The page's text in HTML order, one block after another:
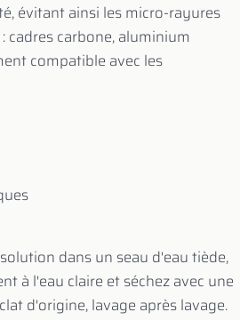
évitant ainsi les micro-rayures
carbone, aluminium
compatible avec les
dans un seau d'eau tiède,
à l'eau claire et séchez avec une
d'origine, lavage après lavage.